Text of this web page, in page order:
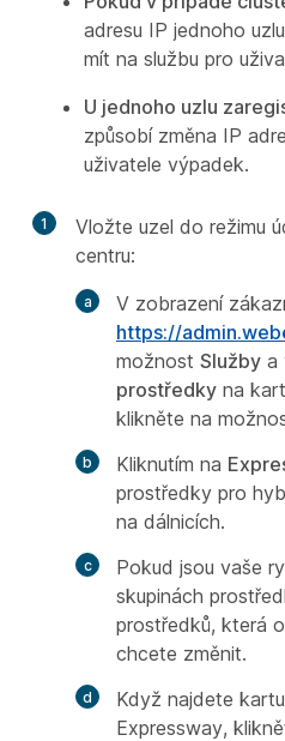
adresu IP jednoho
mít na službu pro
U jednoho uzlu
způsobí změna IP
uživatele výpadek.
1
Vložte uzel do režimu
centru:
V zobrazení
https://
možnost Služby a
prostředky na
klikněte na
Kliknutím na
prostředky pro
na dálnicích.
Pokud jsou vaše
skupinách
prostředků, která
chcete změnit.
Když najdete
Expressway,